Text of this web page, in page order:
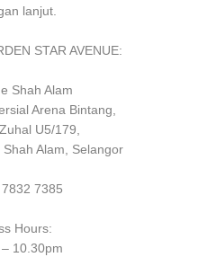
lanjut.
STAR AVENUE:
Shah Alam
Arena Bintang,
U5/179,
Alam, Selangor
7385
Hours:
10.30pm